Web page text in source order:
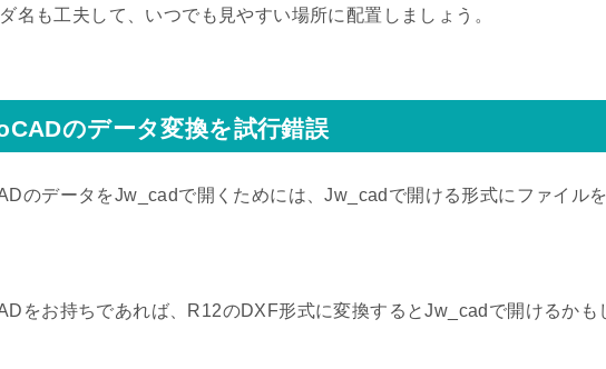
名も工夫して、いつでも見やすい場所に配置しましょう。
のデータ変換を試行錯誤
のデータをJw_cadで開くためには、Jw_cadで開ける形式にファイル
をお持ちであれば、R12のDXF形式に変換するとJw_cadで開けるかも